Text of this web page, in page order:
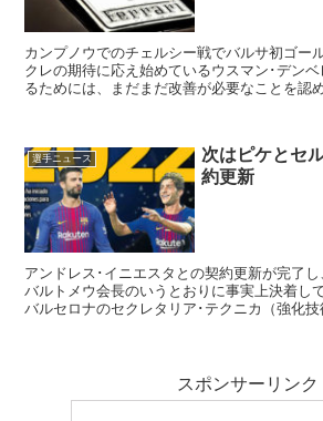
カンプノウでのチェルシー戦でバルサ初ゴー
クレの期待に応え始めているウスマン･デン
るためには、まだまだ改善が必要なことを認
なく偉大な選手になりたい」と意欲を燃やす
選手ニュース
次はピケとセ
約更新
アンドレス･イニエスタとの契約更新が完了
バルトメウ会長のいうとおりに事実上決着し
バルセロナのセクレタリア･テクニカ（強化技
2019年6月で契約が満了する二人のカンテラ
スポンサーリンク